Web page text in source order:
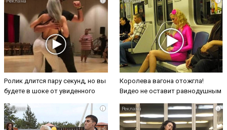
Ролик длится пару секунд, но вы
будете в шоке от увиденного
Королева вагона отожгла!
Видео не оставит равнодушным
i i